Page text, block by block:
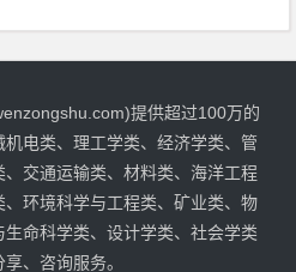
提供超过100万的
电类、理工学类、经济学类、管
交通运输类、材料类、海洋工程
环境科学与工程类、矿业类、物
命科学类、设计学类、社会学类
、咨询服务。